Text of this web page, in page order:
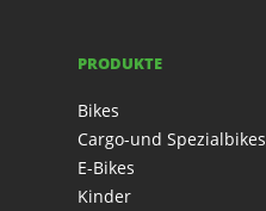
PRODUKTE
Bikes
Cargo-und Spezialbikes
E-Bikes
Kinder